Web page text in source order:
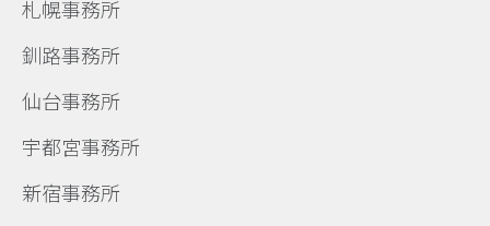
札幌事務所
釧路事務所
仙台事務所
宇都宮事務所
新宿事務所